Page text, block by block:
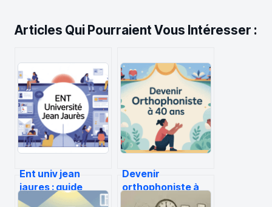
Articles Qui Pourraient Vous Intéresser :
Ent univ jean
jaures : guide
pratique de
Devenir
orthophoniste à
40 ans : le guide